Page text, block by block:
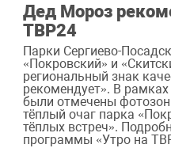
Дед Мороз
ТВР24
Парки Сергиево-
«Покровский» и
региональный знак
рекомендует». В
были отмечены
тёплый очаг парка
тёплых встреч».
программы «Утро на